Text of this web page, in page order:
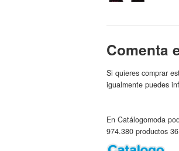
Comenta
Si quieres comprar
igualmente puedes
En Catálogomoda
974.380 productos